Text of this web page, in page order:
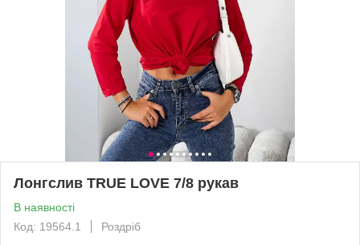
Лонгслив TRUE LOVE 7/8 рукав
В наявності
Код: 19564.1
Роздріб